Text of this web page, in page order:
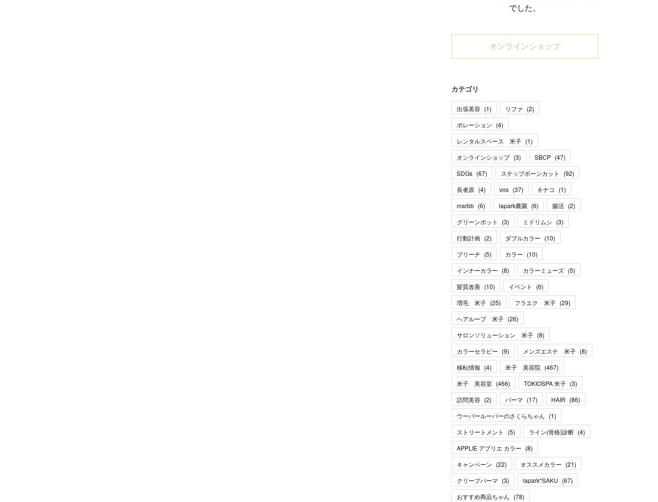
でした。
オンラインショップ
カテゴリ
出張美容 (1) リファ (2)
ポレーション (4)
レンタルスペース 米子 (1)
オンラインショップ (3) SBCP (47)
SDGs (67) ステップボーンカット (92)
長者原 (4) vos (37) キナコ (1)
marbb (6) lapark農園 (6) 腸活 (2)
グリーンポット
(3) ミドリムシ (3)
行動計画 (2) ダブルカラー (10)
ブリーチ (5) カラー (10)
インナーカラー (8) カラーミューズ (5)
髪質改善 (10) イベント (6)
増毛 米子 (25) フラエク 米子 (29)
ヘアループ 米子 (26)
サロンソリューション 米子 (8)
カラーセラピー (9) メンズエステ 米子 (8)
移転情報 (4) 米子 美容院 (467)
米子 美容室 (466) TOKIOSPA 米子 (3)
訪問美容 (2) パーマ (17) HAIR (86)
ウーパールーパーのさくらちゃん (1)
ストリートメント
(5) ライン(骨格)診断 (4)
APPLIE アプリエ カラー (8)
キャンペーン (22) オススメカラー (21)
クリープパーマ (3) lapark*SAKU (67)
おすすめ商品ちゃん (78)